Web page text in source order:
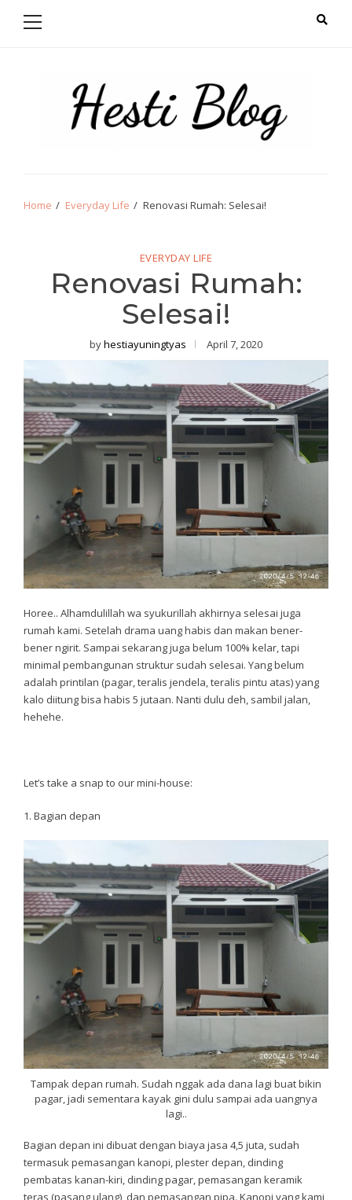
Home Everyday Life Renovasi Rumah: Selesai!
EVERYDAY LIFE
Renovasi Rumah:
Selesai!
byhestiayuningtyas April 7, 2020
Horee.. Alhamdulillah wa syukurillah akhirnya selesai juga
rumah kami. Setelah drama uang habis dan makan bener-
bener ngirit. Sampai sekarang juga belum 100% kelar, tapi
minimal pembangunan struktur sudah selesai. Yang belum
adalah printilan (pagar, teralis jendela, teralis pintu atas) yang
kalo diitung bisa habis 5 jutaan. Nanti dulu deh, sambil jalan,
hehehe.
Let’s take a snap to our mini-house:
1. Bagian depan
Tampak depan rumah. Sudah nggak ada dana lagi buat bikin
pagar, jadi sementara kayak gini dulu sampai ada uangnya
lagi..
Bagian depan ini dibuat dengan biaya jasa 4,5 juta, sudah
termasuk pemasangan kanopi, plester depan, dinding
pembatas kanan-kiri, dinding pagar, pemasangan keramik